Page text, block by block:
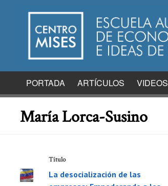
PORTADA ARTÍCULOS VIDEOS
María Lorca-Susino
Título
La desocialización de las